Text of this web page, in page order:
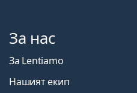
За нас
За Lentiamo
Нашият екип